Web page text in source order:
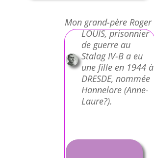
Mon grand-père Roger
LOUIS, prisonnier
de guerre au
Stalag IV-B a eu
une fille en 1944 à
DRESDE, nommée
Hannelore (Anne-
Laure?).